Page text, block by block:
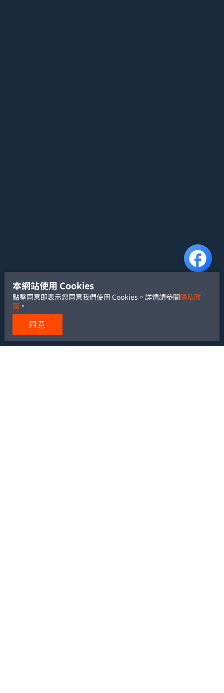
本網站使用 Cookies
點擊同意即表示您同意我們使用 Cookies。詳情請參閱隱私政
策。
同意